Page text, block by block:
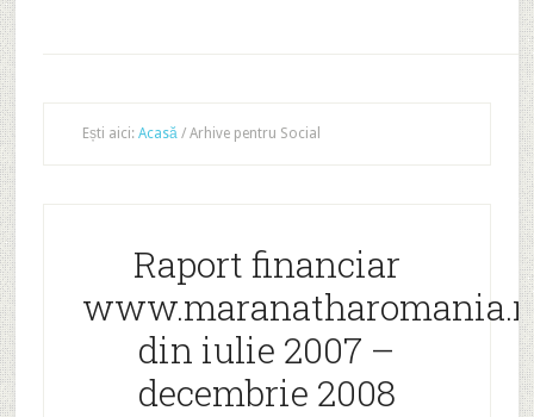
Ești aici: Acasă /Arhive pentru Social
Raport financiar
din iulie 2007 –
decembrie 2008